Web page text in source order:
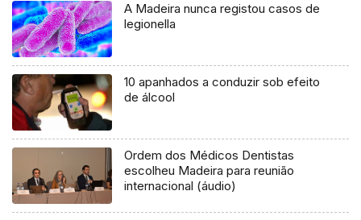
A Madeira nunca registou casos de
legionella
10 apanhados a conduzir sob efeito
de álcool
Ordem dos Médicos Dentistas
escolheu Madeira para reunião
internacional (áudio)